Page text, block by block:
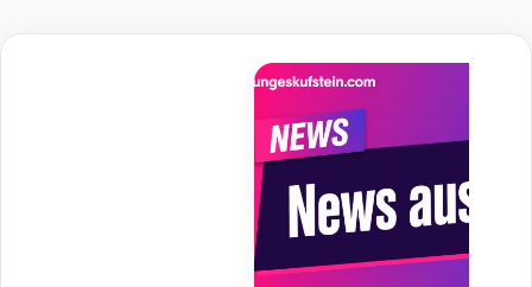
content